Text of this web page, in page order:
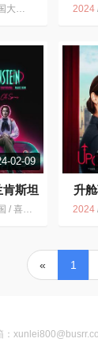
剧情 爱情 2024
02-09
肯斯坦
爱情 恐怖 奇幻
升
2024
« 1
：